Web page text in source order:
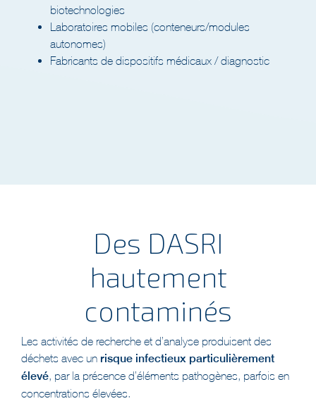
Laboratoires mobiles (conteneurs/modules
autonomes)
Fabricants de dispositifs médicaux / diagnostic
Des DASRI
hautement
contaminés
Les activités de recherche et d’analyse produisent des
déchets avec unrisque infectieux particulièrement
élevé, par la présence d’éléments pathogènes, parfois en
concentrations élevées.